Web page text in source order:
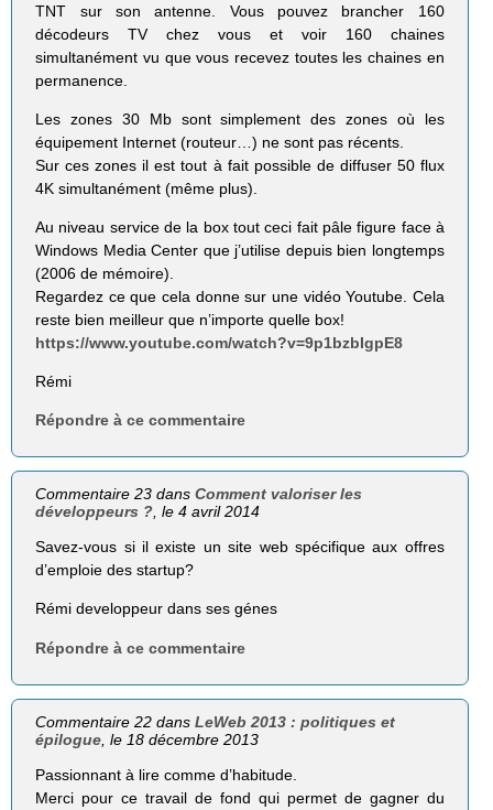
TNT sur son antenne. Vous pouvez brancher 160
décodeurs TV chez vous et voir 160 chaines
simultanément vu que vous recevez toutes les chaines en
permanence.
Les zones 30 Mb sont simplement des zones où les
équipement Internet (routeur…) ne sont pas récents.
Sur ces zones il est tout à fait possible de diffuser 50 flux
4K simultanément (même plus).
Au niveau service de la box tout ceci fait pâle figure face à
Windows Media Center que j’utilise depuis bien longtemps
(2006 de mémoire).
Regardez ce que cela donne sur une vidéo Youtube. Cela
reste bien meilleur que n’importe quelle box!
https://www.youtube.com/watch?v=9p1bzbIgpE8
Rémi
Répondre à ce commentaire
Commentaire 23 dansComment valoriser les
développeurs ?, le 4 avril 2014
Savez-vous si il existe un site web spécifique aux offres
d’emploie des startup?
Rémi developpeur dans ses génes
Répondre à ce commentaire
Commentaire 22 dansLeWeb 2013 : politiques et
épilogue , le 18 décembre 2013
Passionnant à lire comme d’habitude.
Merci pour ce travail de fond qui permet de gagner du